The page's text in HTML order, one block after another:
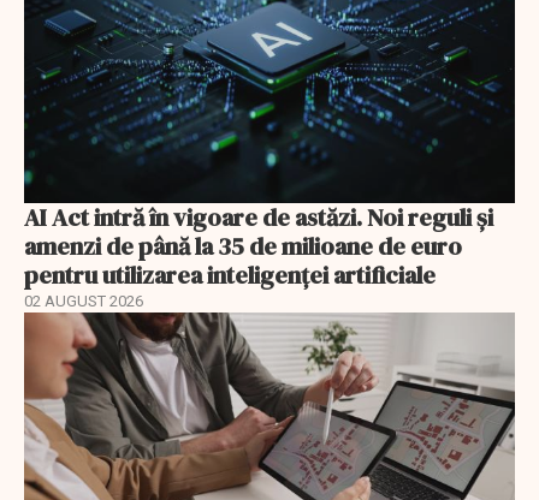
AI Act intră în vigoare de astăzi. Noi reguli și
amenzi de până la 35 de milioane de euro
pentru utilizarea inteligenței artificiale
02 AUGUST 2026